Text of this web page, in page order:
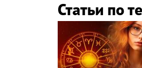
Статьи по